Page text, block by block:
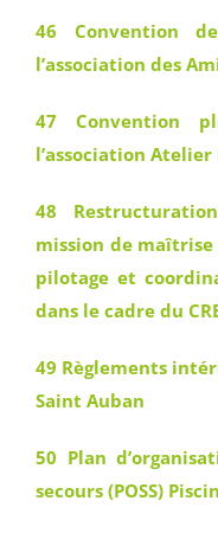
46 Convention
l’association des
47 Convention
l’association
48
mission de
pilotage et
dans le cadre du
49 Règlements
Saint Auban
50 Plan
secours (POSS)